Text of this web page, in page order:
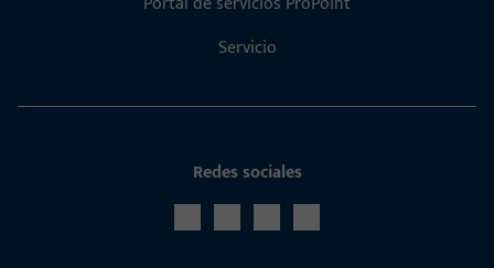
Servicio
Redes sociales